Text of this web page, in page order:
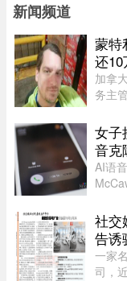
新闻频道
蒙特
还10
加拿
务主
禁，
工作
女子
音克
AI语
叫出
样。"
社交
告诱
一家
司，